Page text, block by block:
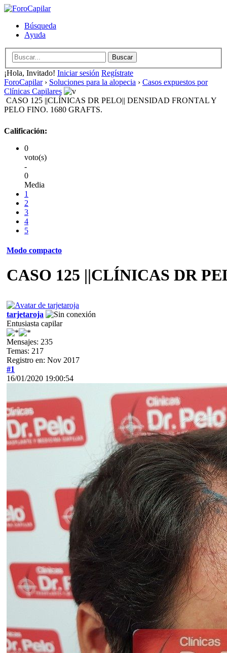
Búsqueda
Ayuda
¡Hola, Invitado! Iniciar sesión Regístrate
ForoCapilar› Soluciones para la alopecia › Casos expuestos por
Clínicas Capilares
CASO 125 ||CLÍNICAS DR PELO|| DENSIDAD FRONTAL Y
PELO FINO. 1680 GRAFTS.
Calificación:
0
voto(s)
-
0
Media
1
2
3
4
5
Modo compacto
CASO 125 ||CLÍNICAS DR
tarjetaroja
Entusiasta capilar
Mensajes: 235
Temas: 217
Registro en: Nov 2017
#1
16/01/2020 19:00:54